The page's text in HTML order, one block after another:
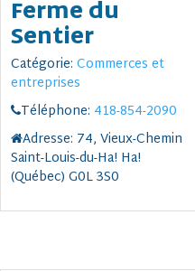
Ferme du
Sentier
Catégorie: Commerces et
entreprises
Téléphone: 418-854-2090
Adresse: 74, Vieux-Chemin
Saint-Louis-du-Ha! Ha!
(Québec) G0L 3S0